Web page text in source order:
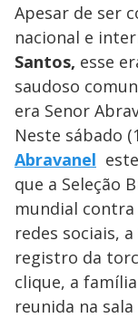
Apesar de ser
nacional e
Santos, esse
saudoso
era Senor
Neste sábado
Abravanel
que a Seleção
mundial contra
redes sociais,
registro da
clique, a
reunida na